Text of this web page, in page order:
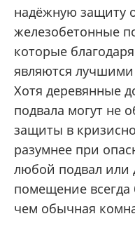
надёжную защиту
железобетонные
которые
являются
Хотя деревянные
подвала могут не
защиты в
разумнее при
любой подвал или
помещение всегда
чем обычная